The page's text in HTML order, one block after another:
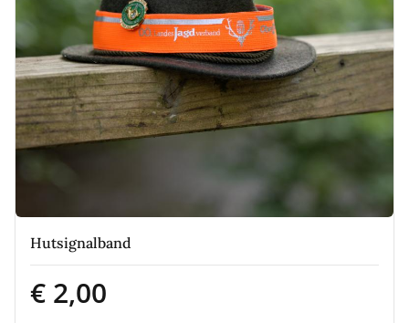
Hutsignalband
€ 2,00